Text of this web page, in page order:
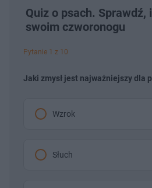
Quiz o psach. Sprawdź,
swoim czworonogu
Pytanie 1 z 10
Jaki zmysł jest najważniejszy dla
Wzrok
Słuch